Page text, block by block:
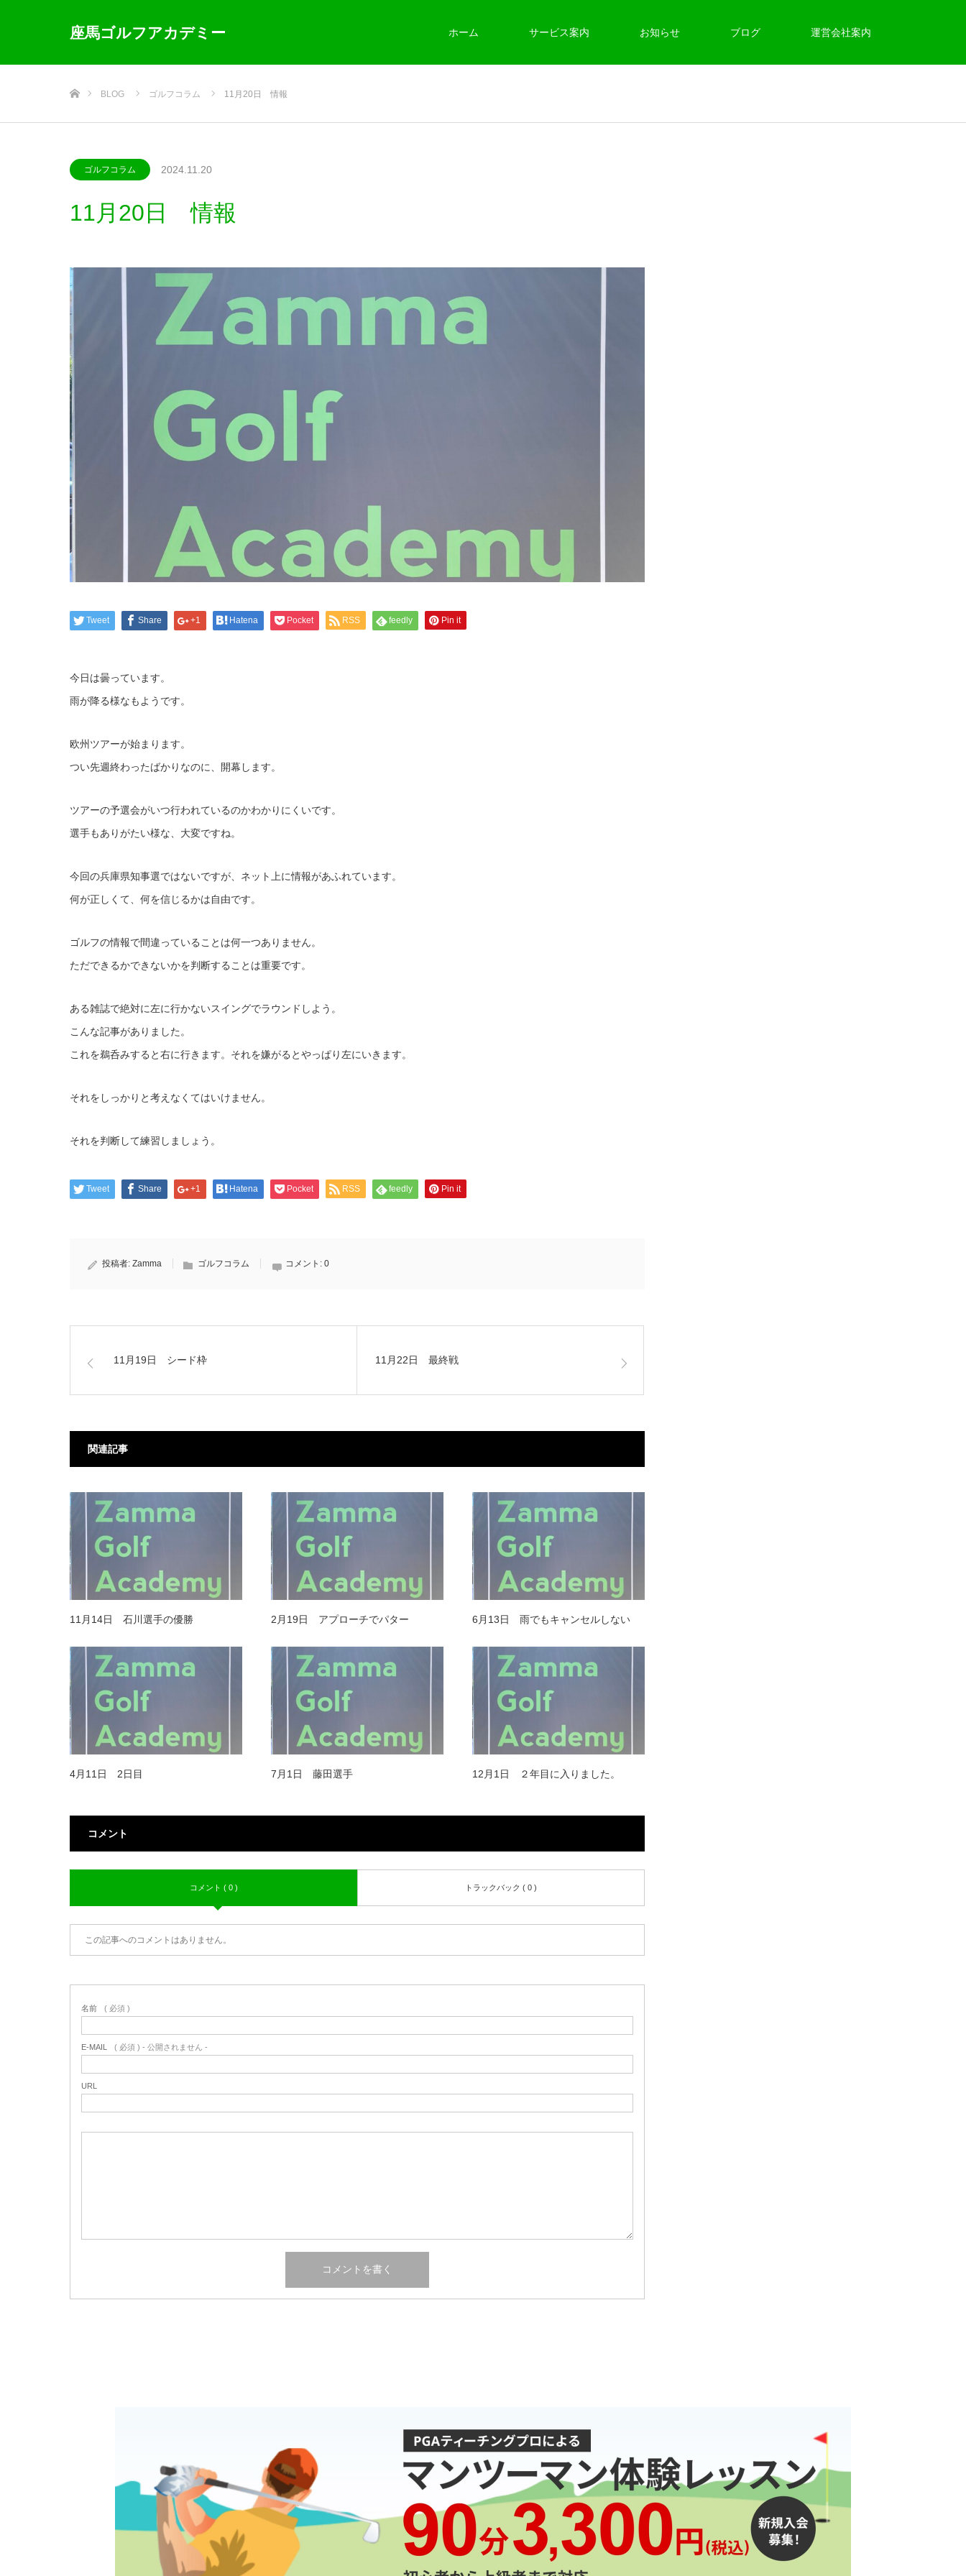
座馬ゴルフアカデミー ホーム サービス案内 お知らせ ブログ 運営会社案内
BLOG ゴルフコラム 11月20日 情報
ゴルフコラム 2024.11.20
11月20日 情報
Tweet Share +1 Hatena Pocket RSS feedly Pin it
今日は曇っています。
雨が降る様なもようです。
欧州ツアーが始まります。
つい先週終わったばかりなのに、開幕します。
ツアーの予選会がいつ行われているのかわかりにくいです。
選手もありがたい様な、大変ですね。
今回の兵庫県知事選ではないですが、ネット上に情報があふれています。
何が正しくて、何を信じるかは自由です。
ゴルフの情報で間違っていることは何一つありません。
ただできるかできないかを判断することは重要です。
ある雑誌で絶対に左に行かないスイングでラウンドしよう。
こんな記事がありました。
これを鵜呑みすると右に行きます。それを嫌がるとやっぱり左にいきます。
それをしっかりと考えなくてはいけません。
それを判断して練習しましょう。
Tweet Share +1 Hatena Pocket RSS feedly Pin it
投稿者: Zamma ゴルフコラム コメント: 0
11月19日 シード枠 11月22日 最終戦
関連記事
11月14日 石川選手の優勝 2月19日 アプローチでパター 6月13日 雨でもキャンセルしない
4月11日 2日目 7月1日 藤田選手 12月1日 ２年目に入りました。
コメント
コメント ( 0 ) トラックバック ( 0 )
この記事へのコメントはありません。
名前 ( 必須 )
E-MAIL ( 必須 ) - 公開されません -
URL